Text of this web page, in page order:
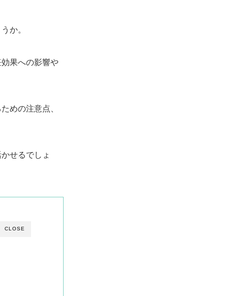
か。
果への影響や
めの注意点、
せるでしょ
CLOSE